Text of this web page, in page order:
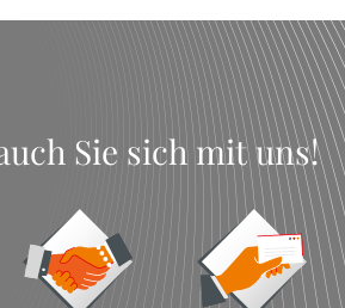
Sie sich mit uns!